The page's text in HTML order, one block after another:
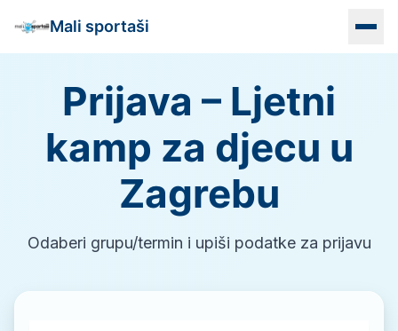
Mali sportaši
Naslovna
Programi
Prijava – Ljetni
kamp za djecu u
Zagrebu
Odaberi grupu/termin i upiši podatke za prijavu